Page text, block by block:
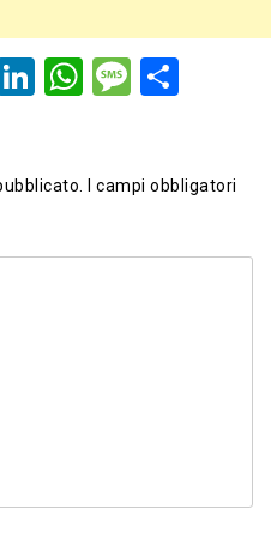
LinkedIn
WhatsApp
I campi obbligatori